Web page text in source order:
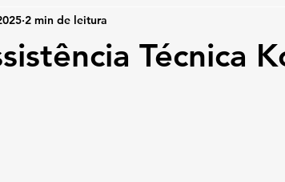
Técnica
2 min de leitura